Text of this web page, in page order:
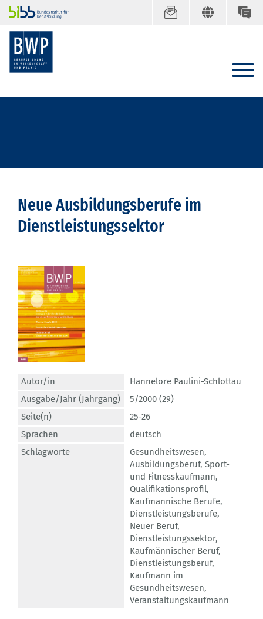
Neue Ausbildungsberufe im
Dienstleistungssektor
Autor/in
Hannelore Paulini-Schlottau
Ausgabe/Jahr (Jahrgang)
5/2000 (29)
Seite(n)
25-26
Sprachen
deutsch
Schlagworte
Gesundheitswesen,
Ausbildungsberuf, Sport-
und Fitnesskaufmann,
Qualifikationsprofil,
Kaufmännische Berufe,
Dienstleistungsberufe,
Neuer Beruf,
Dienstleistungssektor,
Kaufmännischer Beruf,
Dienstleistungsberuf,
Kaufmann im
Gesundheitswesen,
Veranstaltungskaufmann